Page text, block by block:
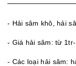
- Hải sâm khô, hải
- Giá hải sâm: từ
- Các loại hải sâm: